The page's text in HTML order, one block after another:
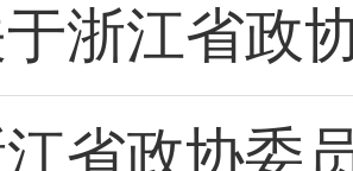
浙江省政
省政协委